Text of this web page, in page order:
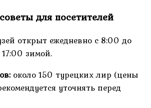
для посетителей
открыт ежедневно с 8:00 до
зимой.
около 150 турецких лир (цены
уточнять перед